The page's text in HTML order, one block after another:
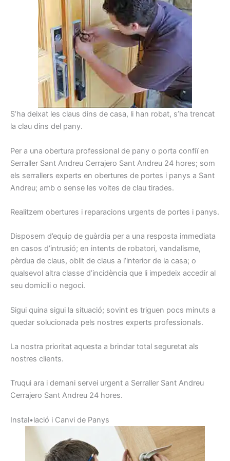
S’ha deixat les claus dins de casa, li han robat, s’ha trencat
la clau dins del pany.
Per a una obertura professional de pany o porta confiï en
Serraller Sant Andreu Cerrajero Sant Andreu 24 hores; som
els serrallers experts en obertures de portes i panys a Sant
Andreu; amb o sense les voltes de clau tirades.
Realitzem obertures i reparacions urgents de portes i panys.
Disposem d’equip de guàrdia per a una resposta immediata
en casos d’intrusió; en intents de robatori, vandalisme,
pèrdua de claus, oblit de claus a l’interior de la casa; o
qualsevol altra classe d’incidència que li impedeix accedir al
seu domicili o negoci.
Sigui quina sigui la situació; sovint es triguen pocs minuts a
quedar solucionada pels nostres experts professionals.
La nostra prioritat aquesta a brindar total seguretat als
nostres clients.
Truqui ara i demani servei urgent a Serraller Sant Andreu
Cerrajero Sant Andreu 24 hores.
Instal•lació i Canvi de Panys